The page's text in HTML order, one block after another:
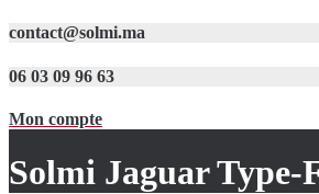
contact@solmi.ma
06 03 09 96 63
Mon compte
Solmi Jaguar Type-